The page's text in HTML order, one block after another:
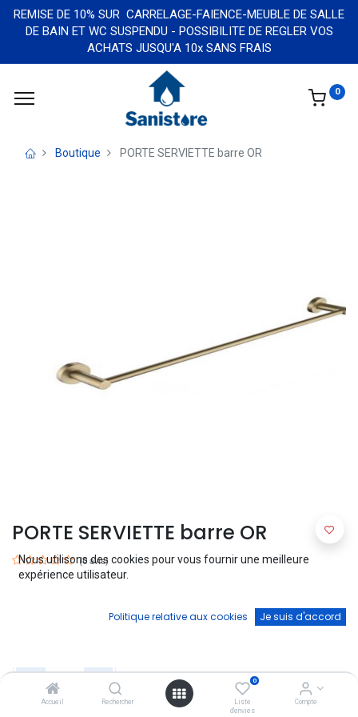
Accueil Rechercher
0
Liste
d'envies
Compte
REMISE DE 10% SUR CARRELAGE-FAIENCE-MEUBLE DE SALLE
DE BAIN ET WC SUSPENDU - POSSIBILITE DE REGLER VOS
ACHATS JUSQU'A 10x SANS FRAIS
0
Boutique PORTE SERVIETTE barre OR
PORTE SERVIETTE barre OR
(0 avis)
Porte Serviette barre OR
Nous utilisons des cookies pour vous fournir une meilleure
expérience utilisateur.
Politique relative aux cookies Je suis d'accord